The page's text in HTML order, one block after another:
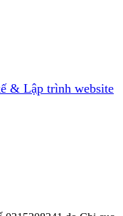
& Lập trình website